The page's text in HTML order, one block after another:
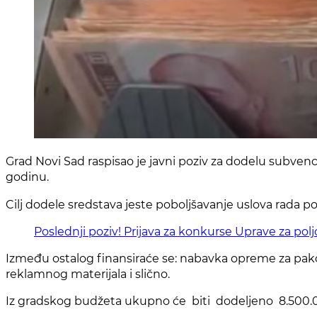
Grad Novi Sad raspisao je javni poziv za dodelu
godinu.
Cilj dodele sredstava jeste poboljšavanje uslova rada
Poslednji poziv! Prijava za konkurse Uprave za
Između ostalog finansiraće se: nabavka opreme za
reklamnog materijala i slično.
Iz gradskog budžeta ukupno će biti dodeljeno